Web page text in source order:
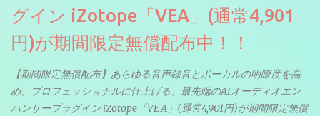
グイン iZotope「VEA」(通常4,901
円)が期間限定無償配布中！！
【期間限定無償配布】あらゆる音声録音とボーカルの明瞭度を高
め、プロフェッショナルに仕上げる、最先端のAIオーディオエン
ハンサープラグイン iZotope「VEA」(通常4,901円)が期間限定無償